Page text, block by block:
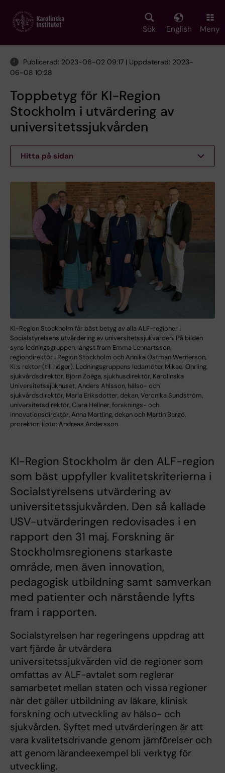
main
Sök English Meny
Publicerad: 2023-06-02 09:17 | Uppdaterad: 2023-
06-08 10:28
Toppbetyg för KI-Region
Stockholm i utvärdering av
universitetssjukvården
Hitta på sidan
KI-Region Stockholm får bäst betyg av alla ALF-regioner i
Socialstyrelsens utvärdering av universitetssjukvärden. På bilden
syns ledningsgruppen, längst fram Emma Lennartsson,
regiondirektör i Region Stockholm och Annika Östman Wernerson,
KI:s rektor (till höger). Ledningsgruppens ledamöter Mikael Ohrling,
sjukvårdsdirektör, Björn Zoëga, sjukhusdirektör, Karolinska
Universitetssjukhuset, Anders Ahlsson, hälso- och
sjukvårdsdirektör, Maria Eriksdotter, dekan, Veronika Sundström,
universitetsdirektör, Clara Hellner, forsknings- och
innovationsdirektör, Anna Martling, dekan och Martin Bergö,
prorektor. Foto: Andreas Andersson
KI-Region Stockholm är den ALF-region
som bäst uppfyller kvalitetskriterierna i
Socialstyrelsens utvärdering av
universitetssjukvården. Den så kallade
USV-utvärderingen redovisades i en
rapport den 31 maj. Forskning är
Stockholmsregionens starkaste
område, men även innovation,
pedagogisk utbildning samt samverkan
med patienter och närstående lyfts
fram i rapporten.
Socialstyrelsen har regeringens uppdrag att
vart fjärde år utvärdera
universitetssjukvården vid de regioner som
omfattas av ALF-avtalet som reglerar
samarbetet mellan staten och vissa regioner
när det gäller utbildning av läkare, klinisk
forskning och utveckling av hälso- och
sjukvården. Syftet med utvärderingen är att
vara kvalitetsdrivande genom jämförelser och
att genom lärandeexempel bli verktyg för
utveckling.